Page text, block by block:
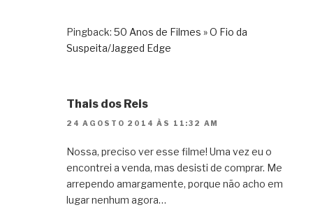
Pingback: 50 Anos de Filmes » O Fio da
Suspeita/Jagged Edge
Thais dos Reis
24 AGOSTO 2014 ÀS 11:32 AM
Nossa, preciso ver esse filme! Uma vez eu o
encontrei a venda, mas desisti de comprar. Me
arrependo amargamente, porque não acho em
lugar nenhum agora…